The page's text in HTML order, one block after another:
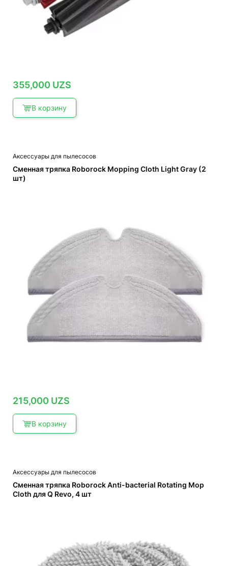
355,000 UZS
В корзину
Аксессуары для пылесосов
Сменная тряпка Roborock Mopping Cloth Light Gray (2
шт)
215,000 UZS
В корзину
Аксессуары для пылесосов
Сменная тряпка Roborock Anti-bacterial Rotating Mop
Cloth для Q Revo, 4 шт